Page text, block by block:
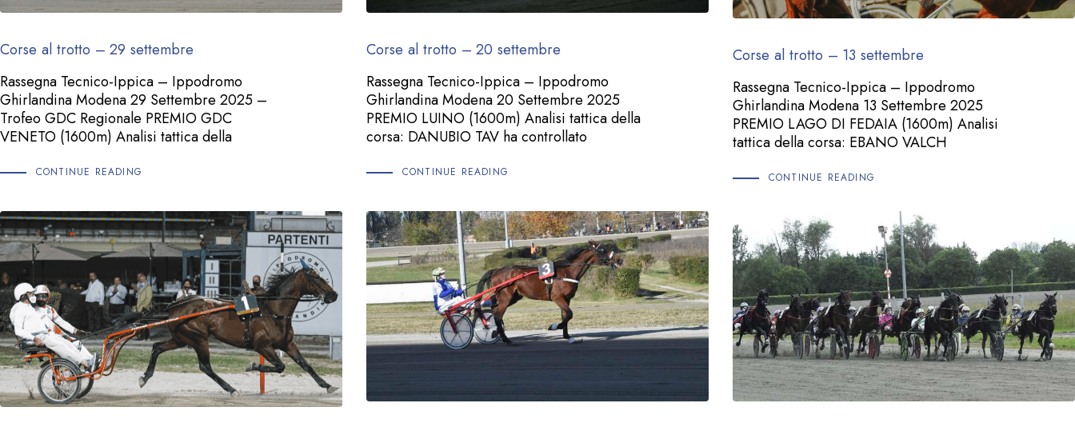
Corse al trotto – 29 settembre
Rassegna Tecnico-Ippica – Ippodromo
Ghirlandina Modena 29 Settembre 2025 –
Trofeo GDC Regionale PREMIO GDC
VENETO (1600m) Analisi tattica della
CONTINUE READING
Corse al trotto – 20 settembre
Rassegna Tecnico-Ippica – Ippodromo
Ghirlandina Modena 20 Settembre 2025
PREMIO LUINO (1600m) Analisi tattica della
corsa: DANUBIO TAV ha controllato
CONTINUE READING
Corse al trotto – 13 settembre
Rassegna Tecnico-Ippica – Ippodromo
Ghirlandina Modena 13 Settembre 2025
PREMIO LAGO DI FEDAIA (1600m) Analisi
tattica della corsa: EBANO VALCH
CONTINUE READING